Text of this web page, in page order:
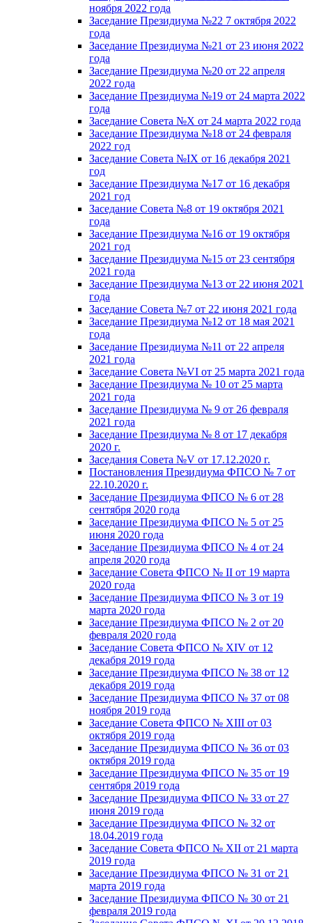
ноября 2022 года
Заседание Президиума №22 7 октября 2022
года
Заседание Президиума №21 от 23 июня 2022
года
Заседание Президиума №20 от 22 апреля
2022 года
Заседание Президиума №19 от 24 марта 2022
года
Заседание Совета №X от 24 марта 2022 года
Заседание Президиума №18 от 24 февраля
2022 год
Заседание Совета №IX от 16 декабря 2021
год
Заседание Президиума №17 от 16 декабря
2021 год
Заседание Совета №8 от 19 октября 2021
года
Заседание Президиума №16 от 19 октября
2021 год
Заседание Президиума №15 от 23 сентября
2021 года
Заседание Президиума №13 от 22 июня 2021
года
Заседание Совета №7 от 22 июня 2021 года
Заседание Президиума №12 от 18 мая 2021
года
Заседание Президиума №11 от 22 апреля
2021 года
Заседание Совета №VI от 25 марта 2021 года
Заседание Президиума № 10 от 25 марта
2021 года
Заседание Президиума № 9 от 26 февраля
2021 года
Заседание Президиума № 8 от 17 декабря
2020 г.
Заседания Совета №V от 17.12.2020 г.
Постановления Президиума ФПСО № 7 от
22.10.2020 г.
Заседание Президиума ФПСО № 6 от 28
сентября 2020 года
Заседание Президиума ФПСО № 5 от 25
июня 2020 года
Заседание Президиума ФПСО № 4 от 24
апреля 2020 года
Заседание Совета ФПСО № II от 19 марта
2020 года
Заседание Президиума ФПСО № 3 от 19
марта 2020 года
Заседание Президиума ФПСО № 2 от 20
февраля 2020 года
Заседание Совета ФПСО № XIV от 12
декабря 2019 года
Заседание Президиума ФПСО № 38 от 12
декабря 2019 года
Заседание Президиума ФПСО № 37 от 08
ноября 2019 года
Заседание Совета ФПСО № XIII от 03
октября 2019 года
Заседание Президиума ФПСО № 36 от 03
октября 2019 года
Заседание Президиума ФПСО № 35 от 19
сентября 2019 года
Заседание Президиума ФПСО № 33 от 27
июня 2019 года
Заседание Президиума ФПСО № 32 от
18.04.2019 года
Заседание Совета ФПСО № XII от 21 марта
2019 года
Заседание Президиума ФПСО № 31 от 21
марта 2019 года
Заседание Президиума ФПСО № 30 от 21
февраля 2019 года